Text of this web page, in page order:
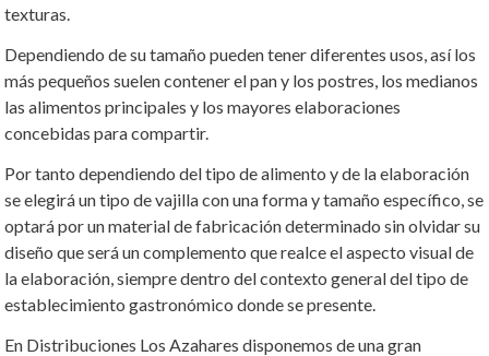
texturas.
Dependiendo de su tamaño pueden tener diferentes usos, así los
más pequeños suelen contener el pan y los postres, los medianos
las alimentos principales y los mayores elaboraciones
concebidas para compartir.
Por tanto dependiendo del tipo de alimento y de la elaboración
se elegirá un tipo de vajilla con una forma y tamaño específico, se
optará por un material de fabricación determinado sin olvidar su
diseño que será un complemento que realce el aspecto visual de
la elaboración, siempre dentro del contexto general del tipo de
establecimiento gastronómico donde se presente.
En Distribuciones Los Azahares disponemos de una gran